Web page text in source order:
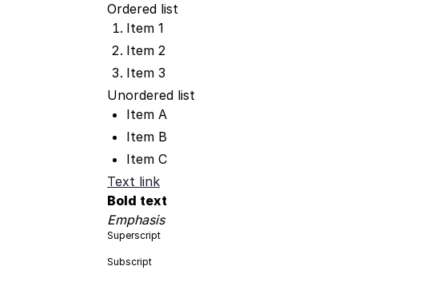
Ordered list
Item 1
Item 2
Item 3
Unordered list
Item A
Item B
Item C
Text link
Bold text
Emphasis
Superscript
Subscript